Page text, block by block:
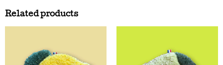
Related products